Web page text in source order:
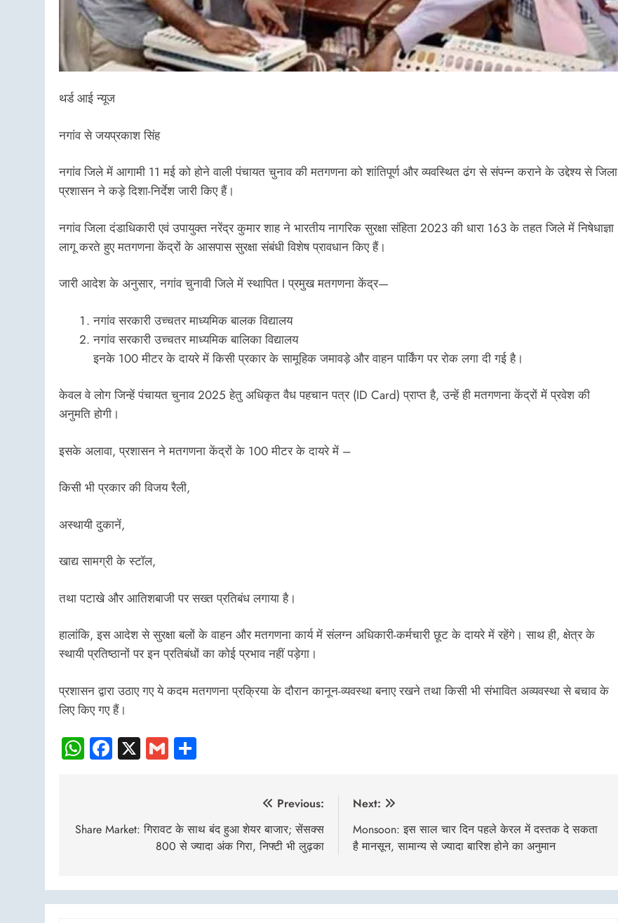
थर्ड आई न्यूज
नगांव से जयप्रकाश सिंह
नगांव जिले में आगामी 11 मई को होने वाली पंचायत चुनाव की मतगणना को शांतिपूर्ण और व्यवस्थित ढंग से संपन्न कराने के उद्देश्य से जिला
प्रशासन ने कड़े दिशा-निर्देश जारी किए हैं।
नगांव जिला दंडाधिकारी एवं उपायुक्त नरेंद्र कुमार शाह ने भारतीय नागरिक सुरक्षा संहिता 2023 की धारा 163 के तहत जिले में निषेधाज्ञा
लागू करते हुए मतगणना केंद्रों के आसपास सुरक्षा संबंधी विशेष प्रावधान किए हैं।
जारी आदेश के अनुसार, नगांव चुनावी जिले में स्थापित I प्रमुख मतगणना केंद्र—
नगांव सरकारी उच्चतर माध्यमिक बालक विद्यालय
नगांव सरकारी उच्चतर माध्यमिक बालिका विद्यालय
इनके 100 मीटर के दायरे में किसी प्रकार के सामूहिक जमावड़े और वाहन पार्किंग पर रोक लगा दी गई है।
केवल वे लोग जिन्हें पंचायत चुनाव 2025 हेतु अधिकृत वैध पहचान पत्र (ID Card) प्राप्त है, उन्हें ही मतगणना केंद्रों में प्रवेश की
अनुमति होगी।
इसके अलावा, प्रशासन ने मतगणना केंद्रों के 100 मीटर के दायरे में –
किसी भी प्रकार की विजय रैली,
अस्थायी दुकानें,
खाद्य सामग्री के स्टॉल,
तथा पटाखे और आतिशबाजी पर सख्त प्रतिबंध लगाया है।
हालांकि, इस आदेश से सुरक्षा बलों के वाहन और मतगणना कार्य में संलग्न अधिकारी-कर्मचारी छूट के दायरे में रहेंगे। साथ ही, क्षेत्र के
स्थायी प्रतिष्ठानों पर इन प्रतिबंधों का कोई प्रभाव नहीं पड़ेगा।
प्रशासन द्वारा उठाए गए ये कदम मतगणना प्रक्रिया के दौरान कानून-व्यवस्था बनाए रखने तथा किसी भी संभावित अव्यवस्था से बचाव के
लिए किए गए हैं।
WhatsApp
Facebook
X Gmail
navigation
Previous:
Share Market: गिरावट के साथ बंद हुआ शेयर बाजार; सेंसक्स
800 से ज्यादा अंक गिरा, निफ्टी भी लुढ़का
Next:
Monsoon: इस साल चार दिन पहले केरल में दस्तक दे सकता
है मानसून, सामान्य से ज्यादा बारिश होने का अनुमान